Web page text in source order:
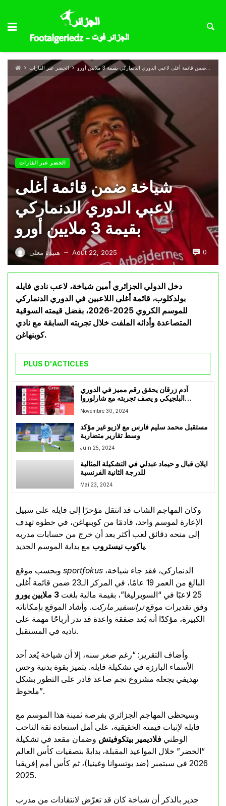
الخضر عبر القارات شياخة ضمن قائمة أغلى لاعبي الدوري الدنماركي بقيمة 3 ملايين أورو
الخضر عبر القارات
شياخة ضمن قائمة أغلى
لاعبي الدوري الدنماركي
بقيمة 3 ملايين أورو
هنيدة معلى — Août 22, 2025 0
دخل الدولي الجزائري أمين شياخة، لاعب نادي فايله
بولدكلوب، قائمة أغلى اللاعبين في الدوري الدنماركي
للموسم الكروي 2025-2026، بفضل قيمته السوقية
المتصاعدة وأدائه الملفت خلال تجربته السابقة مع نادي
كوبنهاغن.
PLUS D'ACTICLES
آدم زرقان يحقق رقم مميز في الدوري
البلجيكي و يصف تجربته مع شارلوروا
بالفاشلة
Novembre 30, 2024
مستقبل محمد سليم فارس مع لازيو غير مؤكد
وسط تقارير متضاربة
Juin 25, 2024
ايلان قبال و حيماد عبدلي في التشكيلة المثالية
للدرجة الثانية الفرنسية
Mai 23, 2024
وكان المهاجم الشاب قد انتقل مؤخرًا إلى فايله على سبيل
الإعارة لموسم واحد، قادمًا من كوبنهاغن، في خطوة تهدف
إلى منحه دقائق لعب أكثر بعد أن خرج من حسابات مدربه
ياكوب نيستروبمع بداية الموسم الجديد.
sportfokus
البالغ من العمر 19 عامًا، في المركز الـ23 ضمن قائمة أغلى
25 لاعبًا في “السوبرليغا”، بقيمة مالية بلغت
3 ملايين يورو
وفق تقديرات موقعترانسفير ماركت. وأشاد الموقع بإمكاناته
الكبيرة، مؤكدًا أنه يُعد صفقة واعدة قد تدر أرباحًا مهمة على
ناديه في المستقبل.
وأضاف التقرير: “رغم صغر سنه، إلا أن شياخة يُعد أحد
الأسماء البارزة في تشكيلة فايله. يتميز بقوة بدنية وحس
تهديفي يجعله مشروع نجم صاعد قادر على التطور بشكل
ملحوظ”.
وسيحظى المهاجم الجزائري بفرصة ثمينة هذا الموسم مع
فايله لإثبات قيمته الحقيقية، على أمل استعادة ثقة الناخب
الوطني فلاديمير بيتكوفيتش وضمان مقعد في تشكيلة
“الخضر” خلال المواعيد المقبلة، بدايةً بتصفيات كأس العالم
2026 في سبتمبر (ضد بوتسوانا وغينيا)، ثم كأس أمم إفريقيا
2025.
جدير بالذكر أن شياخة كان قد تعرّض لانتقادات من مدرب